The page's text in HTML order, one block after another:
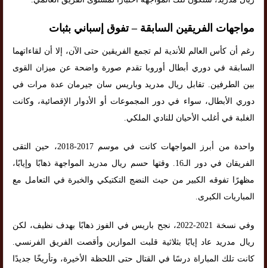
مواجهات الفريقين السابقة – تفوق إسباني بثبات
رغم أن كأس العالم للأندية لم تجمع الفريقين حتى الآن، إلا أن لقاءاتهما
السابقة في دوري أبطال أوروبا تقدم صورة واضحة عن ميزان القوى
بين الطرفين. تقابل ريال مدريد وباريس سان جيرمان عدة مرات في
دوري الأبطال، سواء في دور المجموعات أو الأدوار الإقصائية، وكانت
الغلبة في أغلب الأحيان للنادي الملكي.
واحدة من أبرز المواجهات كانت في موسم 2017-2018، حين التقى
الفريقان في دور الـ16. وقتها حسم ريال مدريد المواجهة ذهابًا وإيابًا،
مظهرًا تفوقه الكبير من حيث النضج التكتيكي والخبرة في التعامل مع
المباريات الكبرى.
وفي نسخة 2021-2022، نجح باريس في الفوز ذهابًا بهدف نظيف، لكن
ريال مدريد عاد إيابًا بثلاثية قلبت الموازين وأقصت الفريق الفرنسي.
كانت تلك المباراة درسًا في القتال حتى اللحظة الأخيرة، وتأريخًا جديدًا